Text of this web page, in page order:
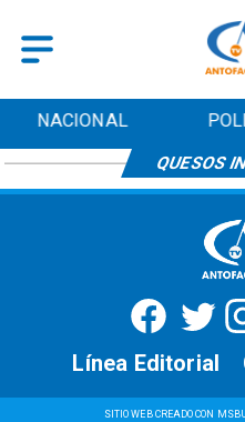
NACIONAL
QUESOS
SITIO WEB CREADO CON
Línea Editorial